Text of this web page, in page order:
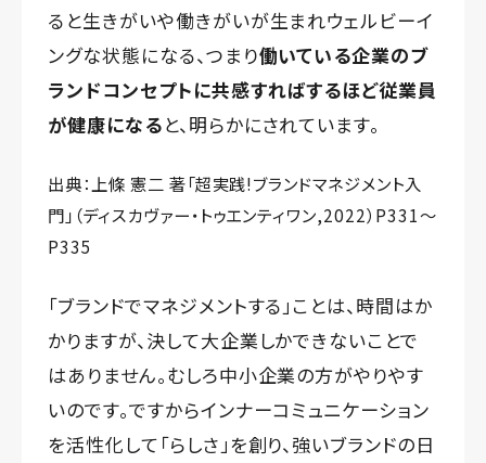
ると生きがいや働きがいが生まれウェルビーイ
ングな状態になる、つまり働いている企業のブ
ランドコンセプトに共感すればするほど従業員
が健康になると、明らかにされています。
出典：上條 憲二 著「超実践!ブランドマネジメント入
門 」（ディスカヴァー・トゥエンティワン,2022）P331～
P335
「ブランドでマネジメントする」ことは、時間はか
かりますが、決して大企業しかできないことで
はありません。むしろ中小企業の方がやりやす
いのです。ですからインナーコミュニケーション
を活性化して「らしさ」を創り、強いブランドの日